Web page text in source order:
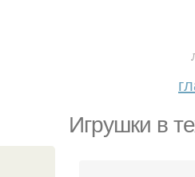
Игрушки в